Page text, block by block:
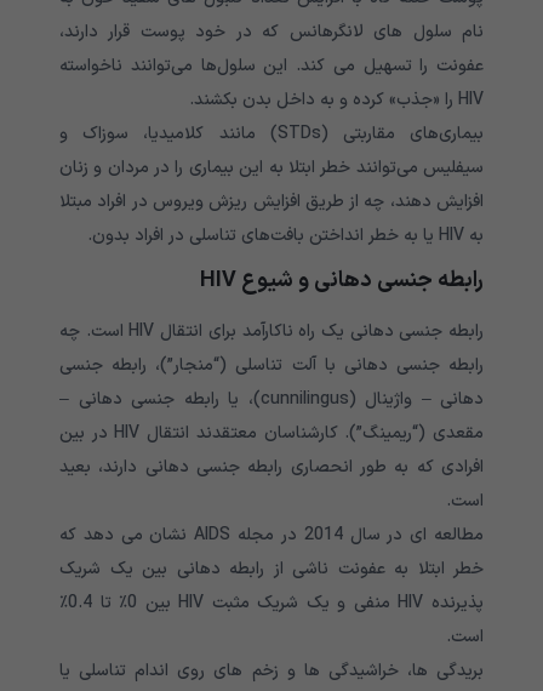
نام سلول های لانگرهانس که در خود پوست قرار دارند،
عفونت را تسهیل می کند. این سلول‌ها می‌توانند ناخواسته
HIV را «جذب» کرده و به داخل بدن بکشند.
بیماری‌های مقاربتی (STDs) مانند کلامیدیا، سوزاک و
سیفلیس می‌توانند خطر ابتلا به این بیماری را در مردان و زنان
افزایش دهند، چه از طریق افزایش ریزش ویروس در افراد مبتلا
به HIV یا به خطر انداختن بافت‌های تناسلی در افراد بدون.
رابطه جنسی دهانی و شیوع HIV
رابطه جنسی دهانی یک راه ناکارآمد برای انتقال HIV است. چه
رابطه جنسی دهانی با آلت تناسلی (“منجار”)، رابطه جنسی
دهانی – واژینال (cunnilingus)، یا رابطه جنسی دهانی –
مقعدی (“ریمینگ”). کارشناسان معتقدند انتقال HIV در بین
افرادی که به طور انحصاری رابطه جنسی دهانی دارند، بعید
است.
مطالعه ای در سال 2014 در مجله AIDS نشان می دهد که
خطر ابتلا به عفونت ناشی از رابطه دهانی بین یک شریک
پذیرنده HIV منفی و یک شریک مثبت HIV بین 0٪ تا 0.4٪
است.
بریدگی ها، خراشیدگی ها و زخم های روی اندام تناسلی یا